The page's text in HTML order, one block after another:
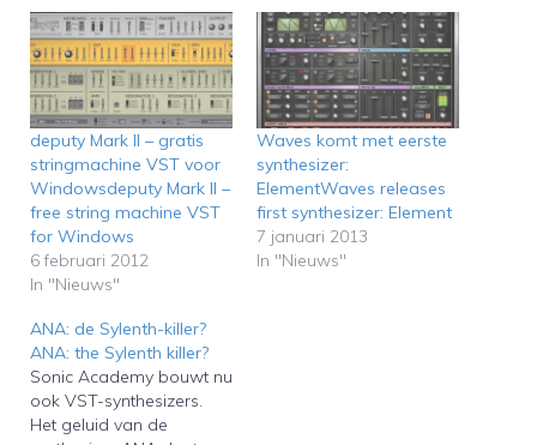
deputy Mark II – gratis
stringmachine VST voor
Windowsdeputy Mark II –
free string machine VST
for Windows
6 februari 2012
In "Nieuws"
Waves komt met eerste
synthesizer:
ElementWaves releases
first synthesizer: Element
7 januari 2013
In "Nieuws"
ANA: de Sylenth-killer?
ANA: the Sylenth killer?
Sonic Academy bouwt nu
ook VST-synthesizers.
Het geluid van de